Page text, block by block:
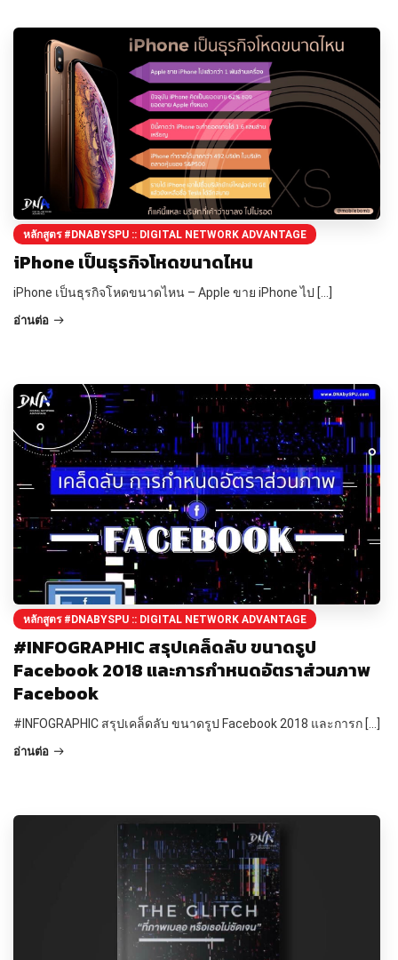
หลักสูตร #DNABYSPU :: DIGITAL NETWORK ADVANTAGE
iPhone เป็นธุรกิจโหดขนาดไหน
iPhone เป็นธุรกิจโหดขนาดไหน – Apple ขาย iPhone ไป […]
อ่านต่อ
หลักสูตร #DNABYSPU :: DIGITAL NETWORK ADVANTAGE
#INFOGRAPHIC สรุปเคล็ดลับ ขนาดรูป
Facebook 2018 และการกำหนดอัตราส่วนภาพ
Facebook
#INFOGRAPHIC สรุปเคล็ดลับ ขนาดรูป Facebook 2018 และการก […]
อ่านต่อ